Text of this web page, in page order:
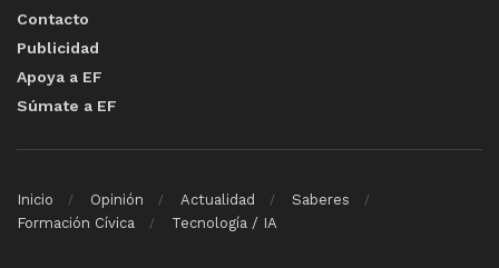
Contacto
Publicidad
Apoya a EF
Súmate a EF
Inicio Opinión Actualidad
Saberes
Formación Cívica
Tecnología / IA